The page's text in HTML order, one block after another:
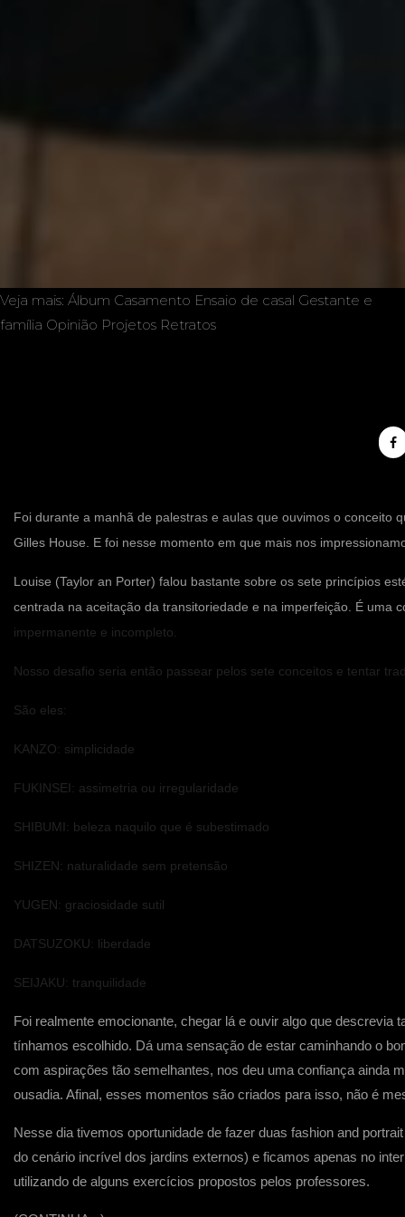
Veja mais: Álbum Casamento Ensaio de casal Gestante e
família Opinião Projetos Retratos
Foi durante a manhã de palestras e aulas que ouvimos o conceito
Gilles House. E foi nesse momento em que mais nos
Louise (Taylor an Porter) falou bastante sobre os sete princípios
centrada na aceitação da transitoriedade e na imperfeição. É uma
impermanente e incompleto.
Nosso desafio seria então passear pelos sete conceitos e tentar
São eles:
KANZO: simplicidade
FUKINSEI: assimetria ou irregularidade
SHIBUMI: beleza naquilo que é subestimado
SHIZEN: naturalidade sem pretensão
YUGEN: graciosidade sutil
DATSUZOKU: liberdade
SEIJAKU: tranquilidade
Foi realmente emocionante, chegar lá e ouvir algo que
tínhamos escolhido. Dá uma sensação de estar caminhando o
com aspirações tão semelhantes, nos deu uma confiança ainda
ousadia. Afinal, esses momentos são criados para isso, não é
Nesse dia tivemos oportunidade de fazer duas fashion and
do cenário incrível dos jardins externos) e ficamos apenas no
utilizando de alguns exercícios propostos pelos professores.